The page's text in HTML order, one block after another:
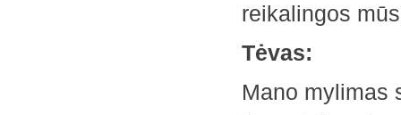
reikalingos
Tėvas:
Mano mylimas